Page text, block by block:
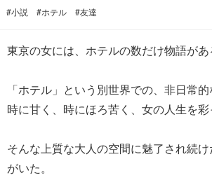
#小説 #ホテル #友達
東京の女には、ホテルの数だけ物語があ
「ホテル」という別世界での、非日常的
時に甘く、時にほろ苦く、女の人生を彩
そんな上質な大人の空間に魅了され続
がいた。